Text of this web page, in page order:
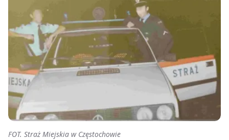
FOT. Straż Miejskia w Częstochowie